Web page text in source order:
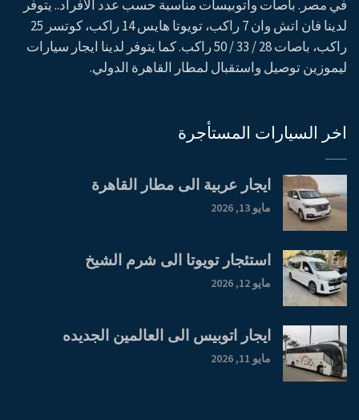
في مصر. باصات واتوبيسات مناسبة حسب عدد الافراد.. يتوفر
لدينا فان اتش وان 7 راكب، تويوتا هايس 14 راكب، كوتسر 25
راكب، باصات 28 / 33 / 50 راكب. كما يتوفر لدينا ايجار سيارات
ليموزين توصيل واستقبال لمطار القاهرة الدولي.
اخر السيارات المستأجرة
ايجار عربية الى مطار القاهرة
مايو 13, 2026
استئجار تويوتا الى شرم الشيخ
مايو 12, 2026
ايجار اتوبيس الى العالمين الجديده
مايو 11, 2026